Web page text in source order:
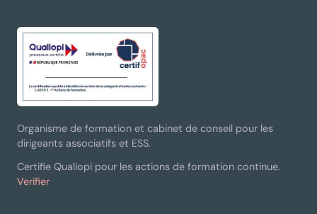
Organisme de formation et cabinet de conseil pour les
dirigeants associatifs et ESS.
Certifie Qualiopi pour les actions de formation continue.
Verifier